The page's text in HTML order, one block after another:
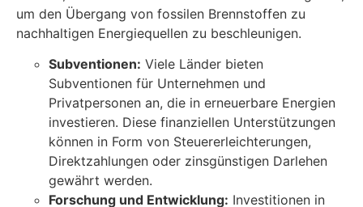
um den Übergang von fossilen Brennstoffen zu
nachhaltigen Energiequellen zu beschleunigen.
Subventionen: Viele Länder bieten
Subventionen für Unternehmen und
Privatpersonen an, die in erneuerbare Energien
investieren. Diese finanziellen Unterstützungen
können in Form von Steuererleichterungen,
Direktzahlungen oder zinsgünstigen Darlehen
gewährt werden.
Forschung und Entwicklung: Investitionen in